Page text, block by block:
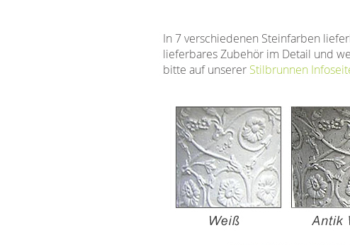
In 7 verschiedenen Steinfarben
lieferbares Zubehör im Detail und
bitte auf unserer Stilbrunnen